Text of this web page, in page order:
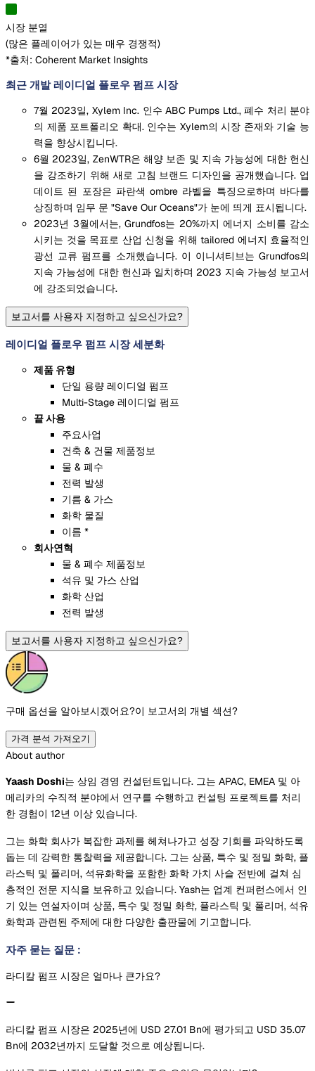
시장 분열
(많은 플레이어가 있는 매우 경쟁적)
*출처: Coherent Market Insights
최근 개발 레이디얼 플로우 펌프 시장
7월 2023일, Xylem Inc. 인수 ABC Pumps Ltd., 폐수 처리 분야
의 제품 포트폴리오 확대. 인수는 Xylem의 시장 존재와 기술 능
력을 향상시킵니다.
6월 2023일, ZenWTR은 해양 보존 및 지속 가능성에 대한 헌신
을 강조하기 위해 새로 고침 브랜드 디자인을 공개했습니다. 업
데이트 된 포장은 파란색 ombre 라벨을 특징으로하며 바다를
상징하며 임무 문 "Save Our Oceans"가 눈에 띄게 표시됩니다.
2023년 3월에서는, Grundfos는 20%까지 에너지 소비를 감소
시키는 것을 목표로 산업 신청을 위해 tailored 에너지 효율적인
광선 교류 펌프를 소개했습니다. 이 이니셔티브는 Grundfos의
지속 가능성에 대한 헌신과 일치하며 2023 지속 가능성 보고서
에 강조되었습니다.
보고서를 사용자 지정하고 싶으신가요?
레이디얼 플로우 펌프 시장 세분화
제품 유형
단일 용량 레이디얼 펌프
Multi-Stage 레이디얼 펌프
끝 사용
주요사업
건축 & 건물 제품정보
물 & 폐수
전력 발생
기름 & 가스
화학 물질
이름 *
회사연혁
물 & 폐수 제품정보
석유 및 가스 산업
화학 산업
전력 발생
보고서를 사용자 지정하고 싶으신가요?
구매 옵션을 알아보시겠어요?이 보고서의 개별 섹션?
가격 분석 가져오기
About author
Yaash Doshi는 상임 경영 컨설턴트입니다. 그는 APAC, EMEA 및 아
메리카의 수직적 분야에서 연구를 수행하고 컨설팅 프로젝트를 처리
한 경험이 12년 이상 있습니다.
그는 화학 회사가 복잡한 과제를 헤쳐나가고 성장 기회를 파악하도록
돕는 데 강력한 통찰력을 제공합니다. 그는 상품, 특수 및 정밀 화학, 플
라스틱 및 폴리머, 석유화학을 포함한 화학 가치 사슬 전반에 걸쳐 심
층적인 전문 지식을 보유하고 있습니다. Yash는 업계 컨퍼런스에서 인
기 있는 연설자이며 상품, 특수 및 정밀 화학, 플라스틱 및 폴리머, 석유
화학과 관련된 주제에 대한 다양한 출판물에 기고합니다.
자주 묻는 질문 :
라디칼 펌프 시장은 얼마나 큰가요?
라디칼 펌프 시장은 2025년에 USD 27.01 Bn에 평가되고 USD 35.07
Bn에 2032년까지 도달할 것으로 예상됩니다.